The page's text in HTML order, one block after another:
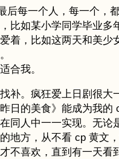
后每一个人，每一个，
比如某小学同学毕业
着，比如这两天和美
合我。
补。疯狂爱上日剧很
日的美食》能成为我
同人中一一实现。无
地方，从不看 cp 黄文
不喜欢，直到有一天